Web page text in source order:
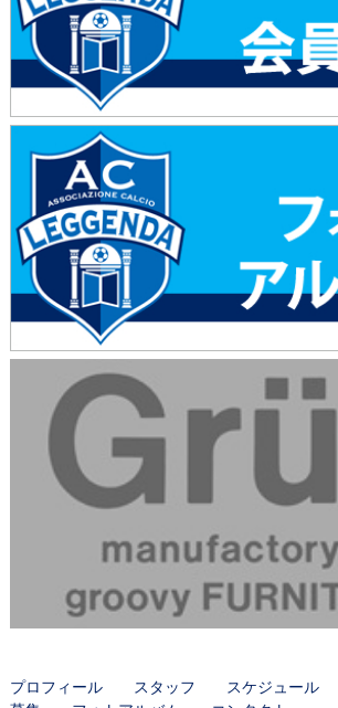
プロフィール スタッフ スケジュール